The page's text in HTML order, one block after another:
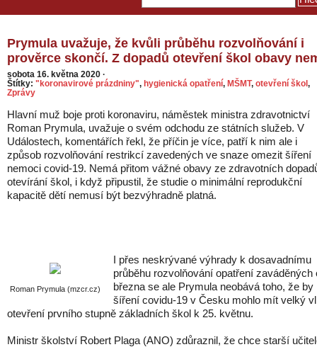
Prymula uvažuje, že kvůli průběhu rozvolňování i
prověrce skončí. Z dopadů otevření škol obavy
sobota 16. května 2020 ·
Štítky: "koronavirové prázdniny", hygienická opatření, MŠMT, otevření škol,
Zprávy
Hlavní muž boje proti koronaviru, náměstek ministra zdravotnictví
Roman Prymula, uvažuje o svém odchodu ze státních služeb. V
Událostech, komentářích řekl, že příčin je více, patří k nim ale i
způsob rozvolňování restrikcí zavedených ve snaze omezit šíření
nemoci covid-19. Nemá přitom vážné obavy ze zdravotních
otevírání škol, i když připustil, že studie o minimální reprodukční
kapacitě dětí nemusí být bezvýhradně platná.
Roman Prymula (mzcr.cz)
I přes neskrývané výhrady k dosavadnímu
průběhu rozvolňování opatření zaváděných
března se ale Prymula neobává toho, že by
šíření covidu-19 v Česku mohlo mít velký
otevření prvního stupně základních škol k 25. květnu.
Ministr školství Robert Plaga (ANO) zdůraznil, že chce starší